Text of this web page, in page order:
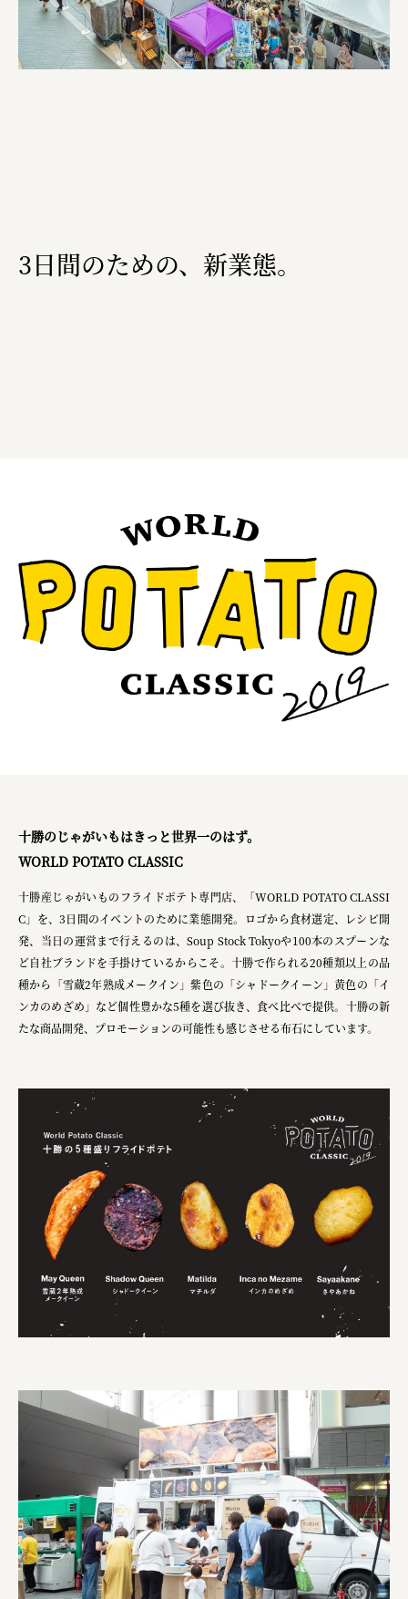
叶や豆冨 大椙食品
株式会社 京都産業振興センター
株式会社ITC
日鉄興和不動産株式会社
株式会社コスモスイニシア
株式会社亀屋万年堂
3日間のための、新業態。
十勝のじゃがいもはきっと世界一のはず。
WORLD POTATO CLASSIC
十勝産じゃがいものフライドポテト専門店、「WORLD POTATO CLASSI
C」を、3日間のイベントのために業態開発。ロゴから食材選定、レシピ開
発、当日の運営まで行えるのは、Soup Stock Tokyoや100本のスプーンな
ど自社ブランドを手掛けているからこそ。十勝で作られる20種類以上の品
種から「雪蔵2年熟成メークイン」紫色の「シャドークイーン」黄色の「イ
ンカのめざめ」など個性豊かな5種を選び抜き、食べ比べで提供。十勝の新
たな商品開発、プロモーションの可能性も感じさせる布石にしています。